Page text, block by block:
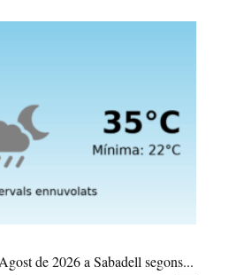
de 2026 a Sabadell segons...